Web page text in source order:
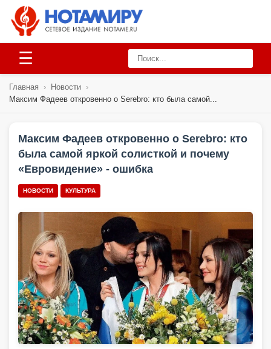
☰
Главная › Новости ›
Максим Фадеев откровенно о Serebro: кто была самой...
Максим Фадеев откровенно о Serebro: кто
была самой яркой солисткой и почему
«Евровидение» - ошибка
НОВОСТИ КУЛЬТУРА